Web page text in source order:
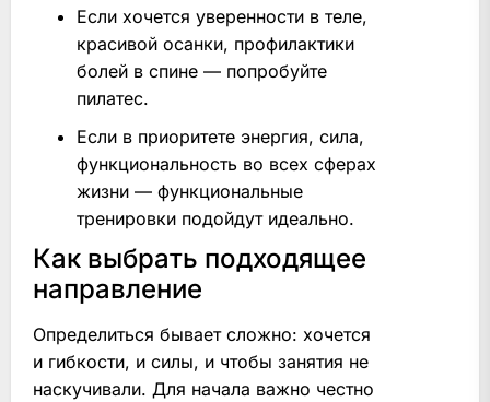
Если хочется уверенности в теле,
красивой осанки, профилактики
болей в спине — попробуйте
пилатес.
Если в приоритете энергия, сила,
функциональность во всех сферах
жизни — функциональные
тренировки подойдут идеально.
Как выбрать подходящее
направление
Определиться бывает сложно: хочется
и гибкости, и силы, и чтобы занятия не
наскучивали. Для начала важно честно